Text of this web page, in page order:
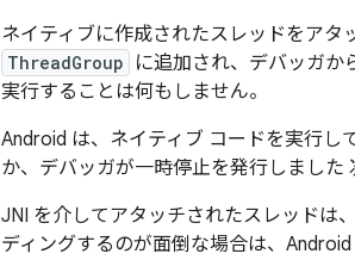
ネイティブに作成されたスレッドをアタ
ThreadGroup に追加され、デバッガか
実行することは何もしません。
Android は、ネイティブ コードを実行し
か、デバッガが一時停止を発行しました
JNI を介してアタッチされたスレッドは、
ディングするのが面倒な場合は、